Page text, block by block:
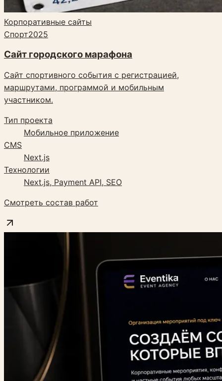
Корпоративные сайты
Спорт2025
Сайт городского марафона
Сайт спортивного события с регистрацией,
маршрутами, программой и мобильным
участником.
Тип проекта
Мобильное приложение
CMS
Next.js
Технологии
Next.js, Payment API, SEO
Смотреть состав работ